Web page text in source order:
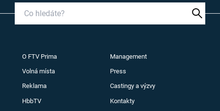
O FTV Prima Management
Volná místa Press
Reklama Castingy a výzvy
HbbTV Kontakty